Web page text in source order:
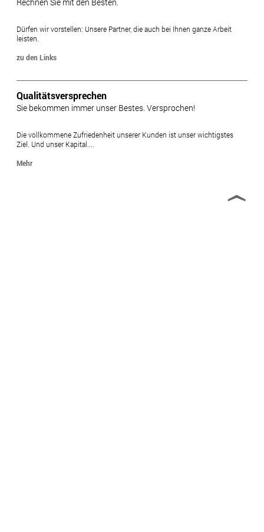
Dürfen wir vorstellen: Unsere Partner, die auch bei Ihnen ganze Arbeit
leisten.
zu den Links
Qualitätsversprechen
Sie bekommen immer unser Bestes. Versprochen!
Die vollkommene Zufriedenheit unserer Kunden ist unser wichtigstes
Ziel. Und unser Kapital....
Mehr